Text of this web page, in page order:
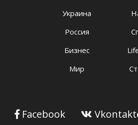
Украина
Россия
Бизнес
Мир
Facebook